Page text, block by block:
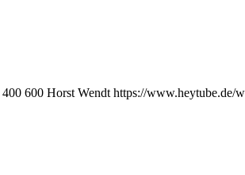
400 600 Horst Wendt https://www.heytube.de/